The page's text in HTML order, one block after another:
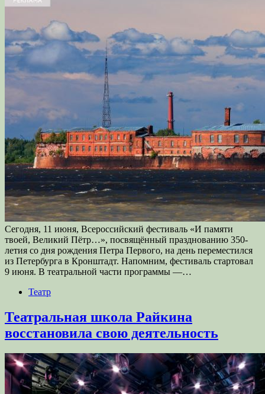
Сегодня, 11 июня, Всероссийский фестиваль «И памяти
твоей, Великий Пётр…», посвящённый празднованию 350-
летия со дня рождения Петра Первого, на день переместился
из Петербурга в Кронштадт. Напомним, фестиваль стартовал
9 июня. В театральной части программы —…
Театр
Театральная школа Райкина
восстановила свою деятельность